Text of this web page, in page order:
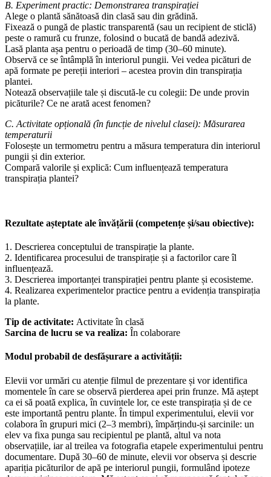
B. Experiment practic: Demonstrarea transpirației
Alege o plantă sănătoasă din clasă sau din grădină.
Fixează o pungă de plastic transparentă (sau un recipient de sticlă)
peste o ramură cu frunze, folosind o bucată de bandă adezivă.
Lasă planta așa pentru o perioadă de timp (30–60 minute).
Observă ce se întâmplă în interiorul pungii. Vei vedea picături de
apă formate pe pereții interiori – acestea provin din transpirația
plantei.
Notează observațiile tale și discută-le cu colegii: De unde provin
picăturile? Ce ne arată acest fenomen?
C. Activitate opțională (în funcție de nivelul clasei): Măsurarea
temperaturii
Folosește un termometru pentru a măsura temperatura din interiorul
pungii și din exterior.
Compară valorile și explică: Cum influențează temperatura
transpirația plantei?
Rezultate așteptate ale învățării (competențe și/sau obiective):
1. Descrierea conceptului de transpirație la plante.
2. Identificarea procesului de transpirație și a factorilor care îl
influențează.
3. Descrierea importanței transpirației pentru plante și ecosisteme.
4. Realizarea experimentelor practice pentru a evidenția transpirația
la plante.
Tip de activitate: Activitate în clasă
Sarcina de lucru se va realiza: În colaborare
Modul probabil de desfășurare a activității:
Elevii vor urmări cu atenție filmul de prezentare și vor identifica
momentele în care se observă pierderea apei prin frunze. Mă aștept
ca ei să poată explica, în cuvintele lor, ce este transpirația și de ce
este importantă pentru plante. În timpul experimentului, elevii vor
colabora în grupuri mici (2–3 membri), împărțindu-și sarcinile: un
elev va fixa punga sau recipientul pe plantă, altul va nota
observațiile, iar al treilea va fotografia etapele experimentului pentru
documentare. După 30–60 de minute, elevii vor observa și descrie
apariția picăturilor de apă pe interiorul pungii, formulând ipoteze